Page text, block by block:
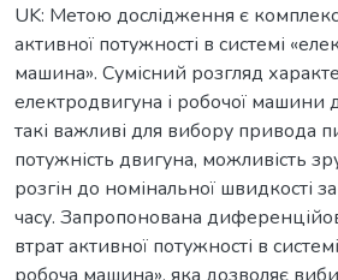
UK: Метою дослідження є
активної потужності в системі
машина». Сумісний розгляд
електродвигуна і робочої машини
такі важливі для вибору привода
потужність двигуна, можливість
розгін до номінальної швидкості
часу. Запропонована
втрат активної потужності в